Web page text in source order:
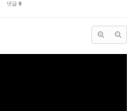
댓글 0